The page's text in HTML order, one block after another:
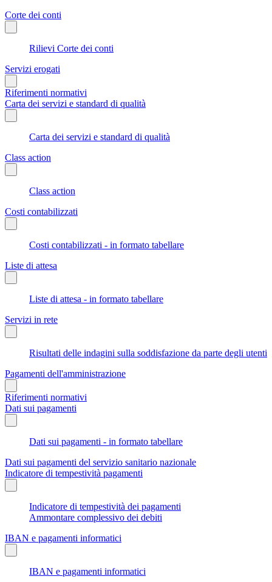
Corte dei conti
Rilievi Corte dei conti
Servizi erogati
Riferimenti normativi
Carta dei servizi e standard di qualità
Carta dei servizi e standard di qualità
Class action
Class action
Costi contabilizzati
Costi contabilizzati - in formato tabellare
Liste di attesa
Liste di attesa - in formato tabellare
Servizi in rete
Risultati delle indagini sulla soddisfazione da parte degli utenti
Pagamenti dell'amministrazione
Riferimenti normativi
Dati sui pagamenti
Dati sui pagamenti - in formato tabellare
Dati sui pagamenti del servizio sanitario nazionale
Indicatore di tempestività pagamenti
Indicatore di tempestività dei pagamenti
Ammontare complessivo dei debiti
IBAN e pagamenti informatici
IBAN e pagamenti informatici